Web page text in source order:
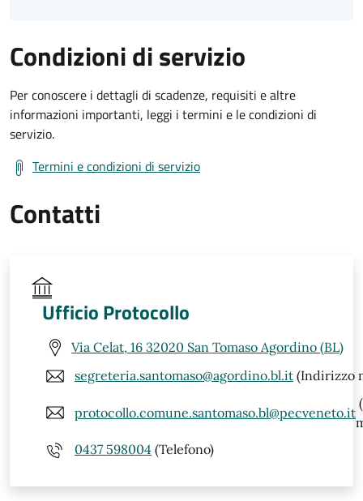
Condizioni di servizio
Per conoscere i dettagli di scadenze, requisiti e altre
informazioni importanti, leggi i termini e le condizioni di
servizio.
Termini e condizioni di servizio
Contatti
Ufficio Protocollo
Via Celat, 16 32020 San Tomaso Agordino (BL)
segreteria.santomaso@agordino.bl.it (Indirizzo
protocollo.comune.santomaso.bl@pecveneto.it
0437 598004 (Telefono)